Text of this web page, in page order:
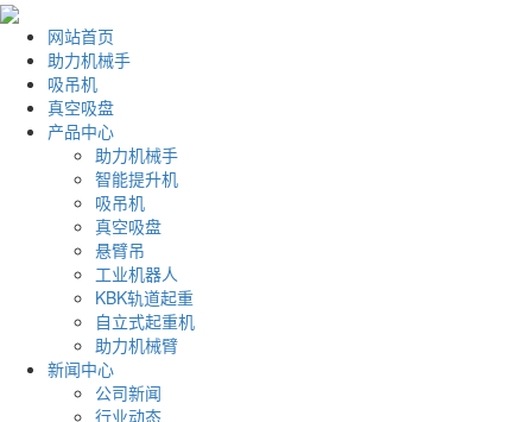
网站首页
助力机械手
吸吊机
真空吸盘
产品中心
助力机械手
智能提升机
吸吊机
真空吸盘
悬臂吊
工业机器人
KBK轨道起重
自立式起重机
助力机械臂
新闻中心
公司新闻
行业动态